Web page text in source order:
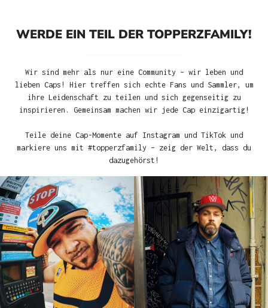
WERDE EIN TEIL DER TOPPERZFAMILY!
Wir sind mehr als nur eine Community – wir leben und
lieben Caps! Hier treffen sich echte Fans und Sammler, um
ihre Leidenschaft zu teilen und sich gegenseitig zu
inspirieren. Gemeinsam machen wir jede Cap einzigartig!
Teile deine Cap-Momente auf Instagram und TikTok und
markiere uns mit #topperzfamily – zeig der Welt, dass du
dazugehörst!